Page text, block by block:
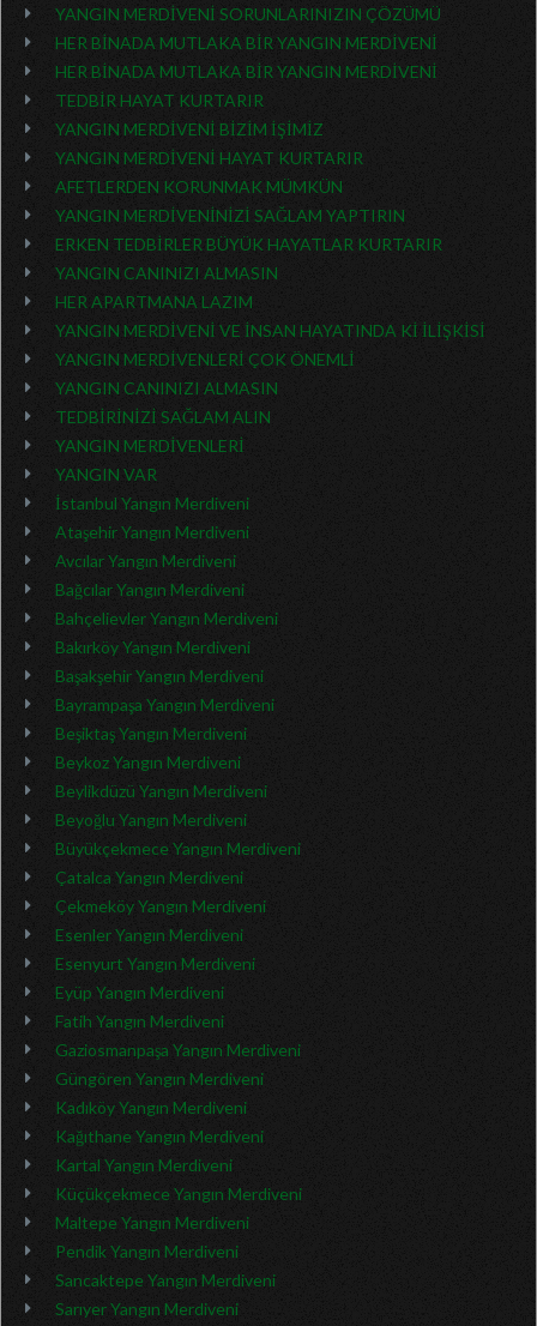
YANGIN MERDİVENİ SORUNLARINIZIN ÇÖZÜMÜ
HER BİNADA MUTLAKA BİR YANGIN MERDİVENİ
HER BİNADA MUTLAKA BİR YANGIN MERDİVENİ
TEDBİR HAYAT KURTARIR
YANGIN MERDİVENİ BİZİM İŞİMİZ
YANGIN MERDİVENİ HAYAT KURTARIR
AFETLERDEN KORUNMAK MÜMKÜN
YANGIN MERDİVENİNİZİ SAĞLAM YAPTIRIN
ERKEN TEDBİRLER BÜYÜK HAYATLAR KURTARIR
YANGIN CANINIZI ALMASIN
HER APARTMANA LAZIM
YANGIN MERDİVENİ VE İNSAN HAYATINDA Kİ İLİŞKİSİ
YANGIN MERDİVENLERİ ÇOK ÖNEMLİ
YANGIN CANINIZI ALMASIN
TEDBİRİNİZİ SAĞLAM ALIN
YANGIN MERDİVENLERİ
YANGIN VAR
İstanbul Yangın Merdiveni
Ataşehir Yangın Merdiveni
Avcılar Yangın Merdiveni
Bağcılar Yangın Merdiveni
Bahçelievler Yangın Merdiveni
Bakırköy Yangın Merdiveni
Başakşehir Yangın Merdiveni
Bayrampaşa Yangın Merdiveni
Beşiktaş Yangın Merdiveni
Beykoz Yangın Merdiveni
Beylikdüzü Yangın Merdiveni
Beyoğlu Yangın Merdiveni
Büyükçekmece Yangın Merdiveni
Çatalca Yangın Merdiveni
Çekmeköy Yangın Merdiveni
Esenler Yangın Merdiveni
Esenyurt Yangın Merdiveni
Eyüp Yangın Merdiveni
Fatih Yangın Merdiveni
Gaziosmanpaşa Yangın Merdiveni
Güngören Yangın Merdiveni
Kadıköy Yangın Merdiveni
Kağıthane Yangın Merdiveni
Kartal Yangın Merdiveni
Küçükçekmece Yangın Merdiveni
Maltepe Yangın Merdiveni
Pendik Yangın Merdiveni
Sancaktepe Yangın Merdiveni
Sarıyer Yangın Merdiveni